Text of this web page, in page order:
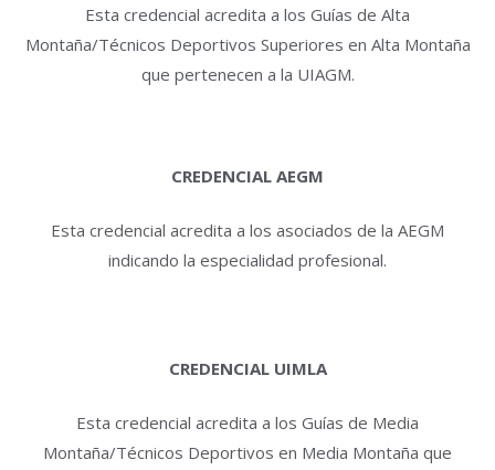
Esta credencial acredita a los Guías de Alta
Montaña/Técnicos Deportivos Superiores en Alta Montaña
que pertenecen a la UIAGM.
CREDENCIAL AEGM
Esta credencial acredita a los asociados de la AEGM
indicando la especialidad profesional.
CREDENCIAL UIMLA
Esta credencial acredita a los Guías de Media
Montaña/Técnicos Deportivos en Media Montaña que